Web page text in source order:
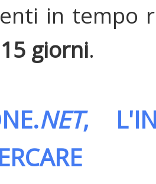
in tempo
15 giorni.
NET,